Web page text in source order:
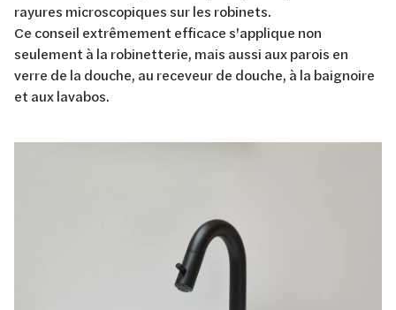
rayures microscopiques sur les robinets.
Ce conseil extrêmement efficace s'applique non
seulement à la robinetterie, mais aussi aux parois en
verre de la douche, au receveur de douche, à la baignoire
et aux lavabos.